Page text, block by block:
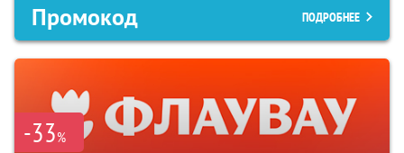
Промокод ПОДРОБНЕЕ
-33%